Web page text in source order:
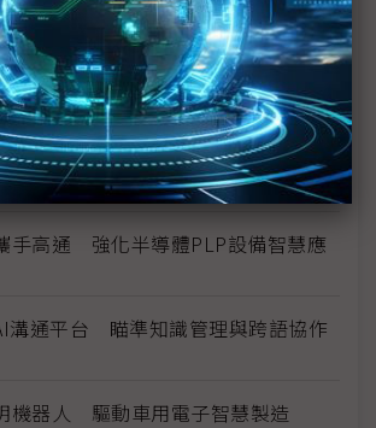
產能滿手、銅牆終將倒下？ Marvell
互連的下一步
AI伺服器架構散熱趨彈性 兩片式均
」方向設計
界 機殼廠晟銘電跨足機櫃與散熱
手高通 強化半導體PLP設備智慧應
溝通平台 瞄準知識管理與跨語協作
機器人 驅動車用電子智慧製造